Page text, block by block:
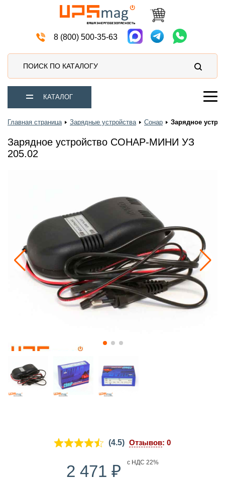
8 (800) 500-35-63
ПОИСК ПО КАТАЛОГУ
КАТАЛОГ
Главная страница Зарядные устройства Сонар Зарядное
Зарядное устройство СОНАР-МИНИ УЗ
205.02
(4.5) Отзывов: 0
2 471 ₽ с НДС 22%
Мото аккумуляторы